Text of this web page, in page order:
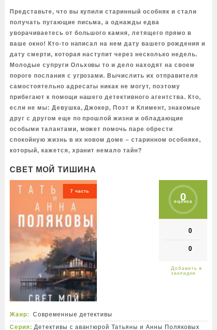
Представьте, что вы купили старинный особняк и стали
получать пугающие письма, а однажды едва
уворачиваетесь от большого камня, летящего прямо в
ваше окно! Кто-то написал на нем дату вашего рождения и
дату смерти, которая наступит через несколько недель.
Молодые супруги Ольховы то и дело находят на своем
пороге послания с угрозами. Вычислить их отправителя
самостоятельно адресаты никак не могут, поэтому
прибегают к помощи нашего детективного агентства. Кто,
если не мы: Девушка, Джокер, Поэт и Климент, знакомые
друг с другом еще по прошлой жизни и обладающие
особыми талантами, может помочь паре обрести
спокойную жизнь в их новом доме – старинном особняке,
который, кажется, хранит немало тайн?
СВЕТ МОЙ ТИШИНА
7 часть 0
оценка
0
0
Жанр:
Современные детективы
Серия: Детективы с авантюрой Татьяны и Анны Поляковых